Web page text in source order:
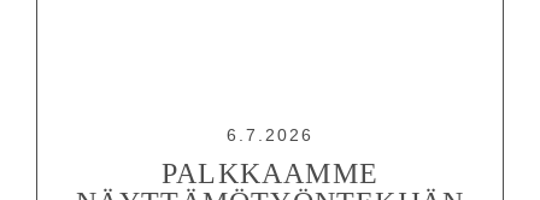
6.7.2026
PALKKAAMME